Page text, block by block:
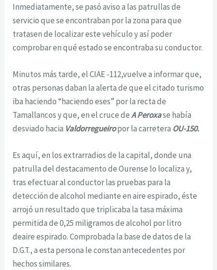
Inmediatamente, se pasó aviso a las patrullas de
servicio que se encontraban por la zona para que
tratasen de localizar este vehículo y así poder
comprobar en qué estado se encontraba su conductor.
Minutos más tarde, el CIAE -112,vuelve a informar que,
otras personas daban la alerta de que el citado turismo
iba haciendo “haciendo eses” por la recta de
Tamallancos y que, en el cruce deA Peroxase había
desviado hacia Valdorregueiropor la carretera OU-150.
Es aquí, en los extrarradios de la capital, donde una
patrulla del destacamento de Ourense lo localiza y,
tras efectuar al conductor las pruebas para la
detección de alcohol mediante en aire espirado, éste
arrojó un resultado que triplicaba la tasa máxima
permitida de 0,25 miligramos de alcohol por litro
deaire espirado. Comprobada la base de datos de la
D.G.T., a esta persona le constan antecedentes por
hechos similares.